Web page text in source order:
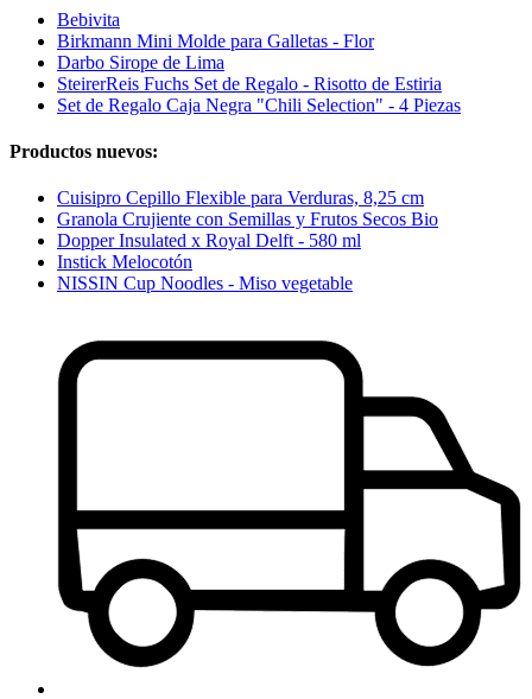
Bebivita
Birkmann Mini Molde para Galletas - Flor
Darbo Sirope de Lima
SteirerReis Fuchs Set de Regalo - Risotto de Estiria
Set de Regalo Caja Negra "Chili Selection" - 4 Piezas
Productos nuevos:
Cuisipro Cepillo Flexible para Verduras, 8,25 cm
Granola Crujiente con Semillas y Frutos Secos Bio
Dopper Insulated x Royal Delft - 580 ml
Instick Melocotón
NISSIN Cup Noodles - Miso vegetable